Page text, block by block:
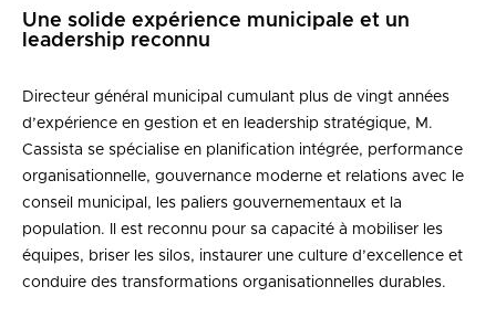
Une solide expérience municipale et un
leadership reconnu
Directeur général municipal cumulant plus de vingt années
d’expérience en gestion et en leadership stratégique, M.
Cassista se spécialise en planification intégrée, performance
organisationnelle, gouvernance moderne et relations avec le
conseil municipal, les paliers gouvernementaux et la
population. Il est reconnu pour sa capacité à mobiliser les
équipes, briser les silos, instaurer une culture d’excellence et
conduire des transformations organisationnelles durables.